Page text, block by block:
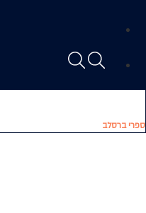
ספרי ברסלב